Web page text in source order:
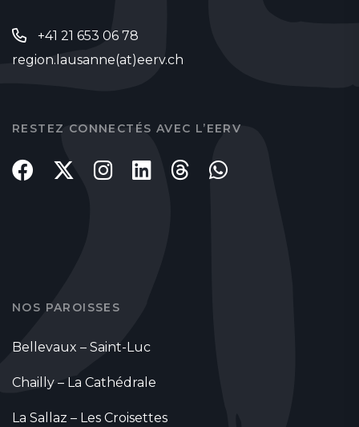
+41 21 653 06 78
region.lausanne(at)eerv.ch
RESTEZ CONNECTÉS AVEC L’EERV
NOS PAROISSES
Bellevaux – Saint-Luc
Chailly – La Cathédrale
La Sallaz – Les Croisettes